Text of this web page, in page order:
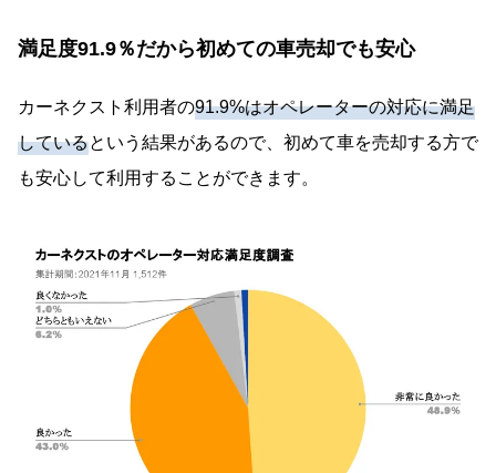
満足度91.9％だから初めての車売却でも安心
カーネクスト利用者の91.9%はオペレーターの対応に満足
しているという結果があるので、初めて車を売却する方で
も安心して利用することができます。